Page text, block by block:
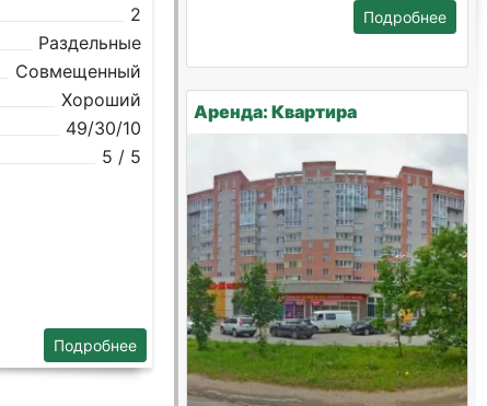
2
Раздельные
Совмещенный
Хороший
49/30/10
5 / 5
Подробнее
Подробнее
Аренда: Квартира